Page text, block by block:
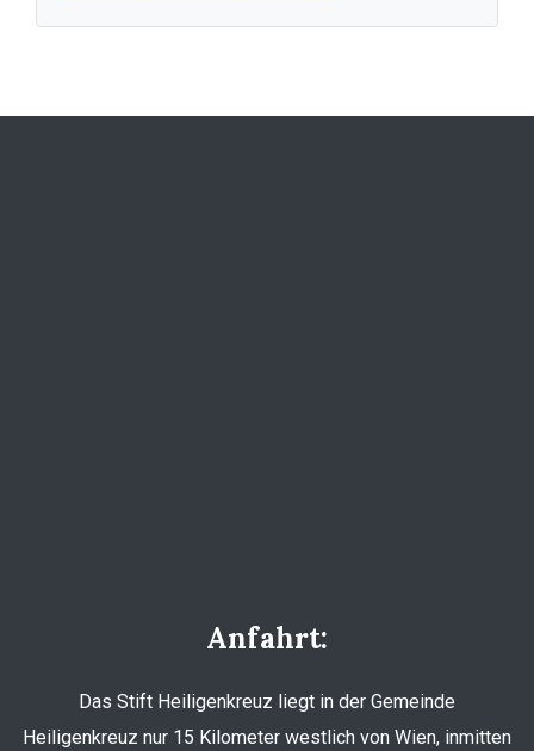
Anfahrt:
Das Stift Heiligenkreuz liegt in der Gemeinde
Heiligenkreuz nur 15 Kilometer westlich von Wien, inmitten